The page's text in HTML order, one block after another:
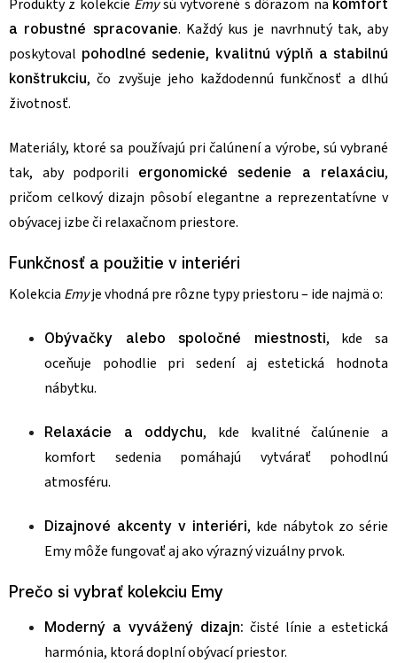
Produkty z kolekcie Emysú vytvorené s dôrazom na
a robustné spracovanie. Každý kus je navrhnutý tak, aby
poskytoval pohodlné sedenie, kvalitnú výplň a stabilnú
konštrukciu, čo zvyšuje jeho každodennú funkčnosť a dlhú
životnosť.
Materiály, ktoré sa používajú pri čalúnení a výrobe, sú vybrané
tak, aby podporili ergonomické sedenie a relaxáciu,
pričom celkový dizajn pôsobí elegantne a reprezentatívne v
obývacej izbe či relaxačnom priestore.
Funkčnosť a použitie v interiéri
Kolekcia Emyje vhodná pre rôzne typy priestoru – ide najmä o:
Obývačky alebo spoločné miestnosti, kde sa
oceňuje pohodlie pri sedení aj estetická hodnota
nábytku.
Relaxácie a oddychu, kde kvalitné čalúnenie a
komfort sedenia pomáhajú vytvárať pohodlnú
atmosféru.
Dizajnové akcenty v interiéri, kde nábytok zo série
Emy môže fungovať aj ako výrazný vizuálny prvok.
Prečo si vybrať kolekciu Emy
Moderný a vyvážený dizajn: čisté línie a estetická
harmónia, ktorá doplní obývací priestor.